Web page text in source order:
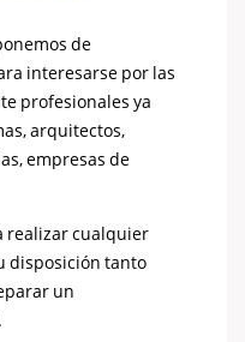
de
interesarse por las
profesionales ya
arquitectos,
empresas de
realizar cualquier
disposición tanto
un